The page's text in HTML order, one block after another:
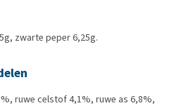
zwarte peper 6,25g.
ruwe celstof 4,1%, ruwe as 6,8%,